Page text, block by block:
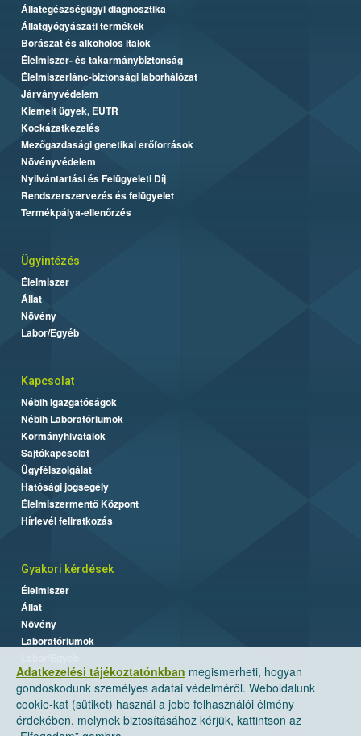
Adatkezelési tájékoztatónkban megismerheti, hogyan
gondoskodunk személyes adatai védelméről. Weboldalunk
cookie-kat (sütiket) használ a jobb felhasználói élmény
érdekében, melynek biztosításához kérjük, kattintson az
Állategészségügyi diagnosztika
Állatgyógyászati termékek
Borászat és alkoholos italok
Élelmiszer- és takarmánybiztonság
Élelmiszerlánc-biztonsági laborhálózat
Járványvédelem
Kiemelt ügyek, EUTR
Kockázatkezelés
Mezőgazdasági genetikai erőforrások
Növényvédelem
Nyilvántartási és Felügyeleti Díj
Rendszerszervezés és felügyelet
Termékpálya-ellenőrzés
Ügyintézés
Élelmiszer
Állat
Növény
Labor/Egyéb
Kapcsolat
Nébih Igazgatóságok
Nébih Laboratóriumok
Kormányhivatalok
Sajtókapcsolat
Ügyfélszolgálat
Hatósági jogsegély
Élelmiszermentő Központ
Hírlevél feliratkozás
Gyakori kérdések
Élelmiszer
Állat
Növény
Laboratóriumok